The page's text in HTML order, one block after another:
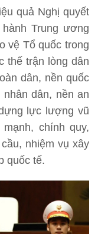
quả Nghị quyết
Trung ương
vệ Tổ quốc trong
thế trận lòng dân
dân, nền quốc
dân, nền an
lực lượng vũ
chính quy,
nhiệm vụ xây
quốc tế.